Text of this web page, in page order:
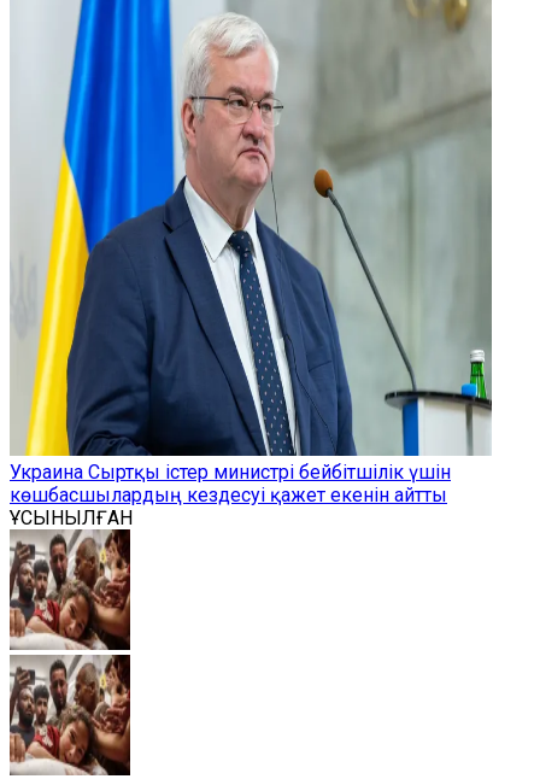
Украина Сыртқы істер министрі бейбітшілік үшін
көшбасшылардың кездесуі қажет екенін айтты
ҰСЫНЫЛҒАН